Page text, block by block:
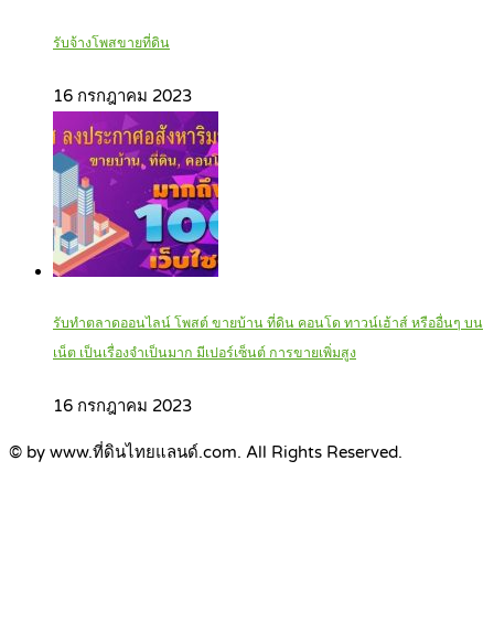
รับจ้างโพสขายที่ดิน
16 กรกฎาคม 2023
รับทำตลาดออนไลน์ โพสต์ ขายบ้าน ที่ดิน คอนโด ทาวน์เฮ้าส์ หรืออื่นๆ บน
เน็ต เป็นเรื่องจำเป็นมาก มีเปอร์เซ็นต์ การขายเพิ่มสูง
16 กรกฎาคม 2023
© by www.ที่ดินไทยแลนด์.com. All Rights Reserved.